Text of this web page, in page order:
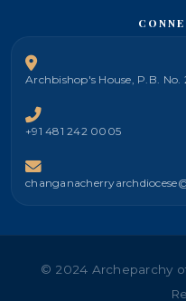
Archbishop's House, P.B.
+91 481 242 0005
© 2024 Archeparchy